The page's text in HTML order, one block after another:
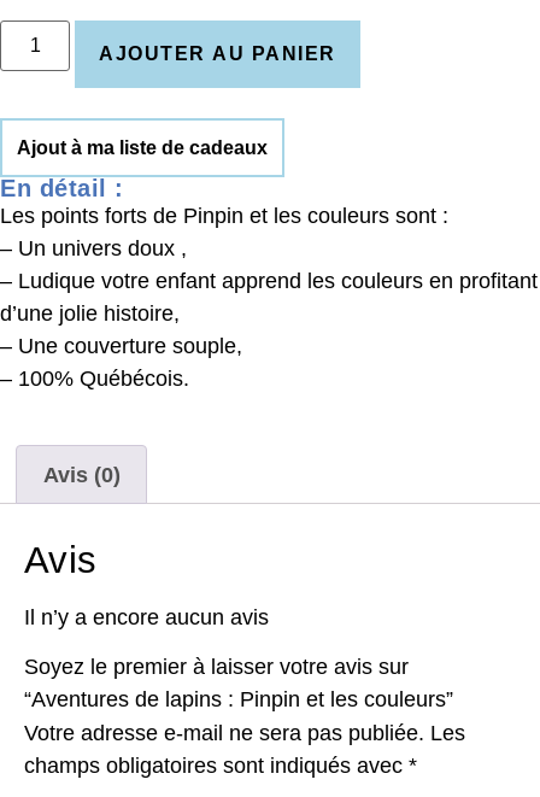
AJOUTER AU PANIER
Ajout à ma liste de cadeaux
En détail :
Les points forts de Pinpin et les couleurs sont :
– Un univers doux ,
– Ludique votre enfant apprend les couleurs en profitant
d’une jolie histoire,
– Une couverture souple,
– 100% Québécois.
Avis (0)
Avis
Il n’y a encore aucun avis
Soyez le premier à laisser votre avis sur
“Aventures de lapins : Pinpin et les couleurs”
Votre adresse e-mail ne sera pas publiée. Les
champs obligatoires sont indiqués avec *